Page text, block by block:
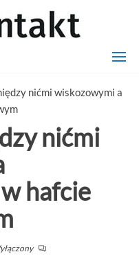
akcesoriów,
klientom
wzory.
nićmi wiskozowymi a
nićmi
hafcie